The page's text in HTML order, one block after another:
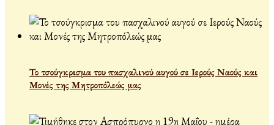
Το τσούγκρισμα του πασχαλινού αυγού σε Ιερούς Ναούς και
Μονές της Μητροπόλεώς μας